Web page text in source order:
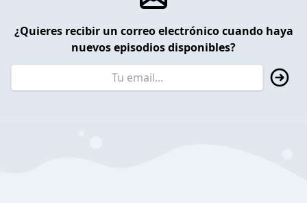
¿Quieres recibir un correo electrónico cuando haya
nuevos episodios disponibles?